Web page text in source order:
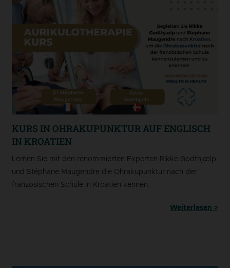
KURS IN OHRAKUPUNKTUR AUF ENGLISCH
IN KROATIEN
Lernen Sie mit den renommierten Experten Rikke Godthjælp
und Stéphane Maugendre die Ohrakupunktur nach der
französischen Schule in Kroatien kennen.
Weiterlesen >